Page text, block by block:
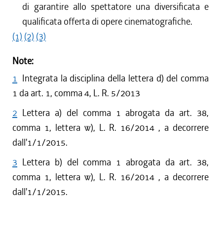
di garantire allo spettatore una diversificata e
qualificata offerta di opere cinematografiche.
(1) (2) (3)
Note:
1 Integrata la disciplina della lettera d) del comma
1 da art. 1, comma 4, L. R. 5/2013
2 Lettera a) del comma 1 abrogata da art. 38,
comma 1, lettera w), L. R. 16/2014 , a decorrere
dall'1/1/2015.
3 Lettera b) del comma 1 abrogata da art. 38,
comma 1, lettera w), L. R. 16/2014 , a decorrere
dall'1/1/2015.